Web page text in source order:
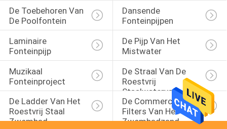
De Toebehoren Van
De Poolfontein
Dansende
Fonteinpijpen
Laminaire
Fonteinpijp
De Pijp Van Het
Mistwater
Muzikaal
Fonteinproject
De Straal Van De
Roestvrij
Staalwaterval
De Ladder Van Het
Roestvrij Staal
Zwembad
De Commerciële
Filters Van Het
Zwembadzand